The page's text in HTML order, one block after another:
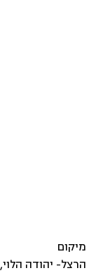
מיקום
הרצל- יהודה הלוי,